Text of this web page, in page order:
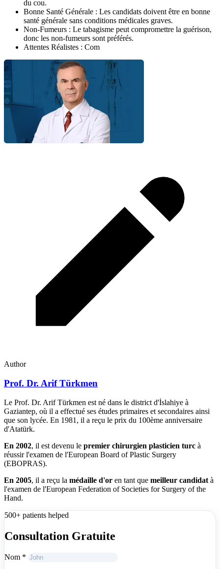
du cou.
Bonne Santé Générale : Les candidats doivent être en bonne
santé générale sans conditions médicales graves.
Non-Fumeurs : Le tabagisme peut compromettre la guérison,
donc les non-fumeurs sont préférés.
Attentes Réalistes : Com
Author
Prof. Dr. Arif Türkmen
Le Prof. Dr. Arif Türkmen est né dans le district d'İslahiye à
Gaziantep, où il a effectué ses études primaires et secondaires ainsi
que son lycée. En 1981, il a reçu le prix du 100ème anniversaire
d'Atatürk.
En 2002, il est devenu le premier chirurgien plasticien turc à
réussir l'examen de l'European Board of Plastic Surgery
(EBOPRAS).
En 2005, il a reçu la médaille d'or en tant que meilleur candidat à
l'examen de l'European Federation of Societies for Surgery of the
Hand.
500+ patients helped
Consultation Gratuite
Nom *